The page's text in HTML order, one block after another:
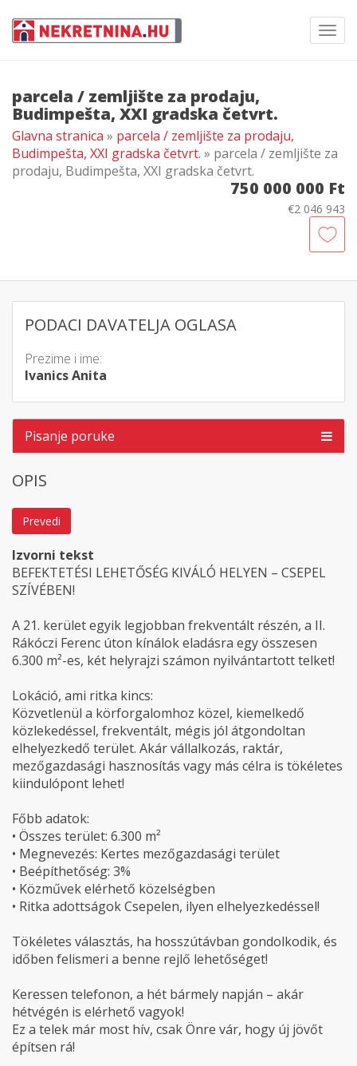
parcela / zemljište za prodaju,
Budimpešta, XXI gradska četvrt.
Glavna stranica » parcela / zemljište za prodaju,
Budimpešta, XXI gradska četvrt. » parcela / zemljište za
prodaju, Budimpešta, XXI gradska četvrt.
750 000 000 Ft
€2 046 943
PODACI DAVATELJA OGLASA
Prezime i ime:
Ivanics Anita
Pisanje poruke
OPIS
Prevedi
Izvorni tekst
BEFEKTETÉSI LEHETŐSÉG KIVÁLÓ HELYEN – CSEPEL
SZÍVÉBEN!
A 21. kerület egyik legjobban frekventált részén, a II.
Rákóczi Ferenc úton kínálok eladásra egy összesen
6.300 m²-es, két helyrajzi számon nyilvántartott telket!
Lokáció, ami ritka kincs:
Közvetlenül a körforgalomhoz közel, kiemelkedő
közlekedéssel, frekventált, mégis jól átgondoltan
elhelyezkedő terület. Akár vállalkozás, raktár,
mezőgazdasági hasznosítás vagy más célra is tökéletes
kiindulópont lehet!
Főbb adatok:
• Összes terület: 6.300 m²
• Megnevezés: Kertes mezőgazdasági terület
• Beépíthetőség: 3%
• Közművek elérhető közelségben
• Ritka adottságok Csepelen, ilyen elhelyezkedéssel!
Tökéletes választás, ha hosszútávban gondolkodik, és
időben felismeri a benne rejlő lehetőséget!
Keressen telefonon, a hét bármely napján – akár
hétvégén is elérhető vagyok!
Ez a telek már most hív, csak Önre vár, hogy új jövőt
építsen rá!